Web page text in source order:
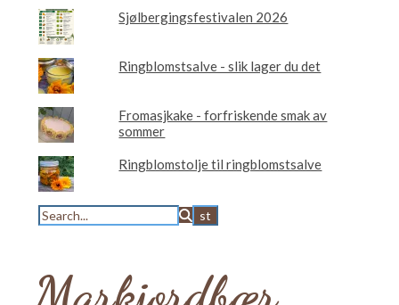
Sjølbergingsfestivalen 2026
Ringblomstsalve - slik lager du det
Fromasjkake - forfriskende smak av
sommer
Ringblomstolje til ringblomstsalve
Markjordbær